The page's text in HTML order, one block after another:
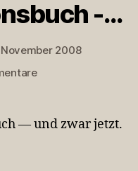
-…
November 2008
zu
— und zwar jetzt.